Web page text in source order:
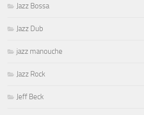
Jazz Bossa
Jazz Dub
jazz manouche
Jazz Rock
Jeff Beck